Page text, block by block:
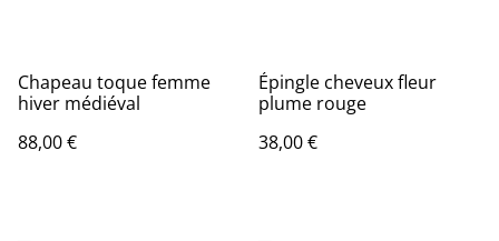
Chapeau toque femme
hiver médiéval
88,00 €
Épingle cheveux fleur
plume rouge
38,00 €